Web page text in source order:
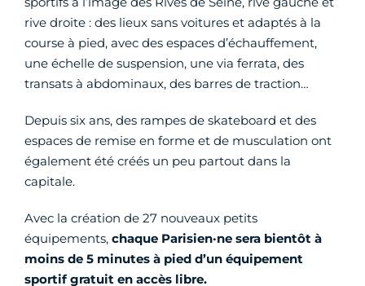
rive droite : des lieux sans voitures et adaptés à la
course à pied, avec des espaces d’échauffement,
une échelle de suspension, une via ferrata, des
transats à abdominaux, des barres de traction…
Depuis six ans, des rampes de skateboard et des
espaces de remise en forme et de musculation ont
également été créés un peu partout dans la
capitale.
Avec la création de 27 nouveaux petits
équipements, chaque Parisien·ne sera bientôt à
moins de 5 minutes à pied d’un équipement
sportif gratuit en accès libre.